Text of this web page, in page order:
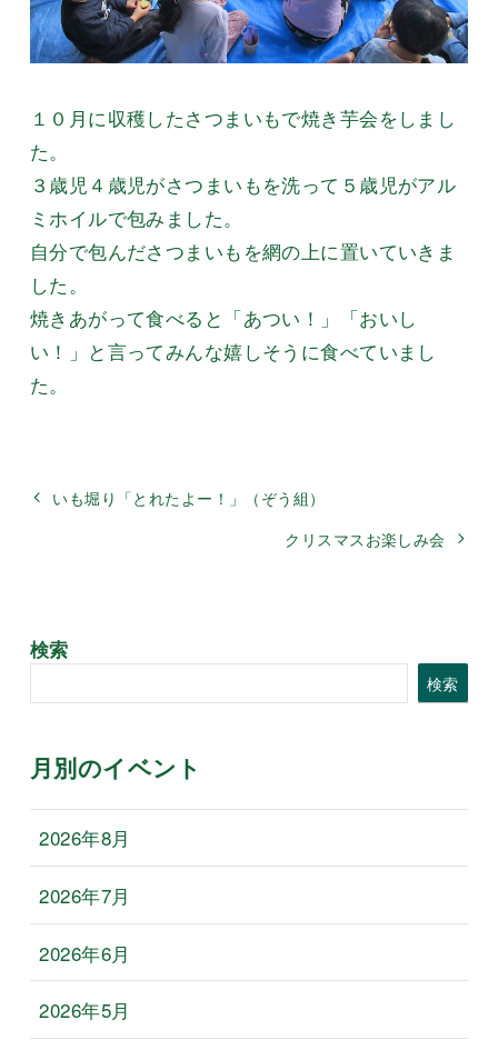
１０月に収穫したさつまいもで焼き芋会をしまし
た。
３歳児４歳児がさつまいもを洗って５歳児がアル
ミホイルで包みました。
自分で包んださつまいもを網の上に置いていきま
した。
焼きあがって食べると「あつい！」「おいし
い！」と言ってみんな嬉しそうに食べていまし
た。
いも堀り「とれたよー！」（ぞう組）
クリスマスお楽しみ会
検索
検索
月別のイベント
2026年8月
2026年7月
2026年6月
2026年5月